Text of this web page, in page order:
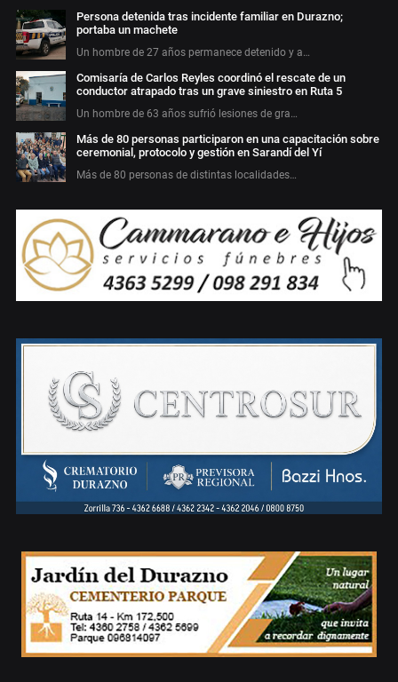
Persona detenida tras incidente familiar en Durazno;
portaba un machete
Un hombre de 27 años permanece detenido y a…
Comisaría de Carlos Reyles coordinó el rescate de un
conductor atrapado tras un grave siniestro en Ruta 5
Un hombre de 63 años sufrió lesiones de gra…
Más de 80 personas participaron en una capacitación sobre
ceremonial, protocolo y gestión en Sarandí del Yí
Más de 80 personas de distintas localidades…